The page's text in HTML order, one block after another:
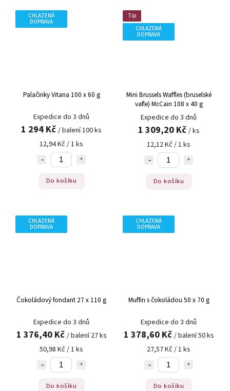
CHLAZENÁ
DOPRAVA
Palačinky Vitana 100 x 60 g
Expedice do 3 dnů
1 294 Kč / balení 100 ks
12,94 Kč / 1 ks
Do košíku
Tip
CHLAZENÁ
DOPRAVA
Mini Brussels Waffles (bruselské
vafle) McCain 108 x 40 g
Expedice do 3 dnů
1 309,20 Kč / ks
12,12 Kč / 1 ks
Do košíku
CHLAZENÁ
DOPRAVA
Čokoládový fondant 27 x 110 g
Expedice do 3 dnů
1 376,40 Kč / balení 27 ks
50,98 Kč / 1 ks
Do košíku
CHLAZENÁ
DOPRAVA
Muffin s čokoládou 50 x 70 g
Expedice do 3 dnů
1 378,60 Kč / balení 50 ks
27,57 Kč / 1 ks
Do košíku